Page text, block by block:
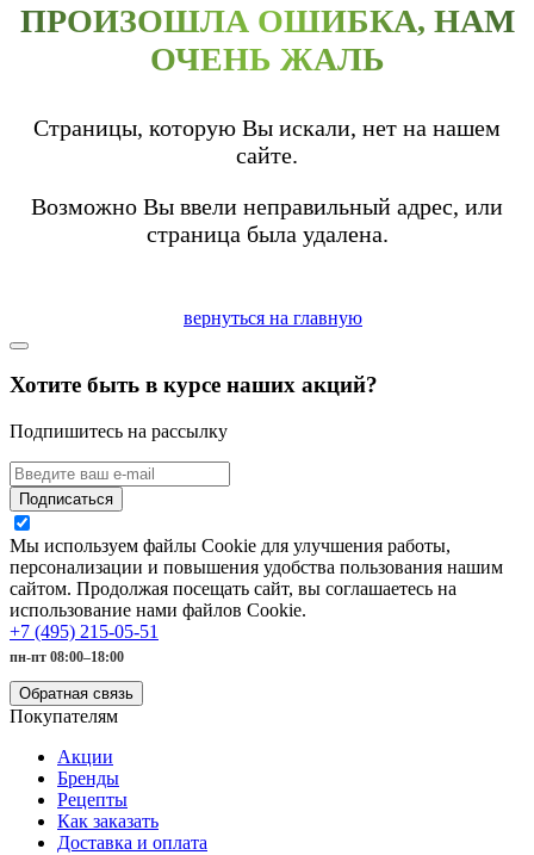
ПРОИЗОШЛА ОШИБКА, НАМ
ОЧЕНЬ ЖАЛЬ
Страницы, которую Вы искали, нет на нашем
сайте.
Возможно Вы ввели неправильный адрес, или
страница была удалена.
вернуться на главную
Хотите быть в курсе наших акций?
Подпишитесь на рассылку
Подписаться
Мы используем файлы Cookie для улучшения работы,
персонализации и повышения удобства пользования нашим
сайтом. Продолжая посещать сайт, вы соглашаетесь на
использование нами файлов Cookie.
+7 (495) 215-05-51
пн-пт 08:00–18:00
Обратная связь
Покупателям
Акции
Бренды
Рецепты
Как заказать
Доставка и оплата